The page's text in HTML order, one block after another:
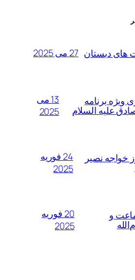
های دبستان 27 می 2025
ویژه برنامه
علیه السلام
13 می
2025
خواجه نصیر
24 فوریه
2025
و
20 فوریه
2025